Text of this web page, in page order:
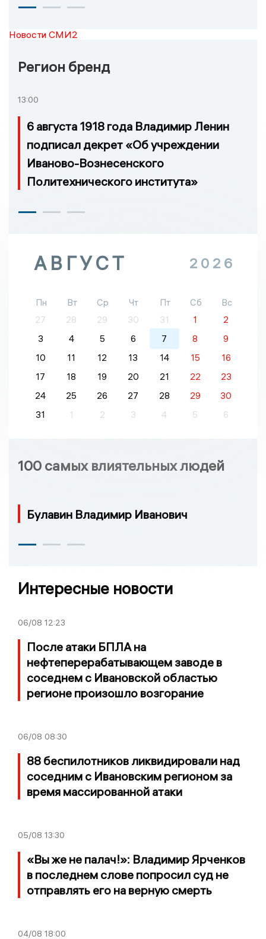
Новости СМИ2
Регион бренд
13:00
6 августа 1918 года Владимир Ленин
подписал декрет «Об учреждении
Иваново-Вознесенского
Политехнического института»
АВГУСТ 2026
Пн Вт Ср Чт Пт Сб
Вс
27
28 29 30 31 1
2
3
4 5 6 7 8
9
10
11 12 13 14 15
16
17
18 19 20 21 22
23
24
25 26 27 28 29
30
31
1 2 3 4 5 6
100 самых влиятельных людей
Булавин Владимир Иванович
Интересные новости
06/08 12:23
После атаки БПЛА на
нефтеперерабатывающем заводе в
соседнем с Ивановской областью
регионе произошло возгорание
06/08 08:30
88 беспилотников ликвидировали над
соседним с Ивановским регионом за
время массированной атаки
05/08 13:30
«Вы же не палач!»: Владимир Ярченков
в последнем слове попросил суд не
отправлять его на верную смерть
04/08 18:00